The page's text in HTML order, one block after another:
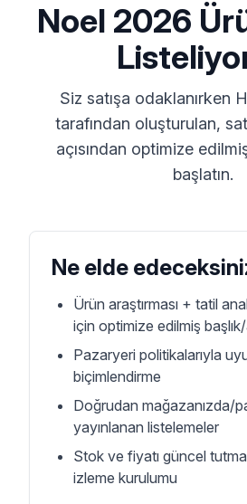
Noel 2026
Siz satışa odaklanırken
tarafından oluşturulan,
açısından optimize
başlatın.
Ne elde
Ürün araştırması + tatil
için optimize edilmiş
Pazaryeri politikalarıyla
biçimlendirme
Doğrudan mağazanızda/
yayınlanan listelemeler
Stok ve fiyatı güncel
izleme kurulumu